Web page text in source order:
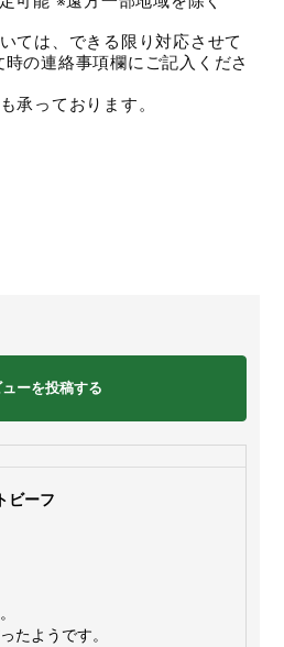
ては、できる限り対応させて
の連絡事項欄にご記入くださ
承っております。
ューを投稿する
ビーフ
たようです。